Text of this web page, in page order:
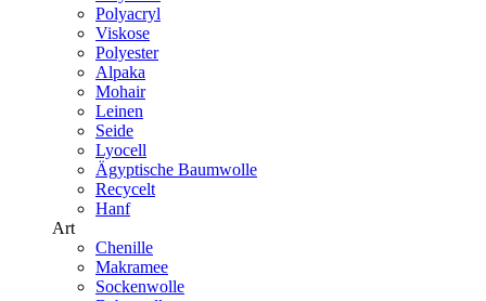
Polyacryl
Viskose
Polyester
Alpaka
Mohair
Leinen
Seide
Lyocell
Ägyptische Baumwolle
Recycelt
Hanf
Art
Chenille
Makramee
Sockenwolle